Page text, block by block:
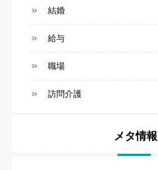
結婚
給与
職場
訪問介護
メタ情報